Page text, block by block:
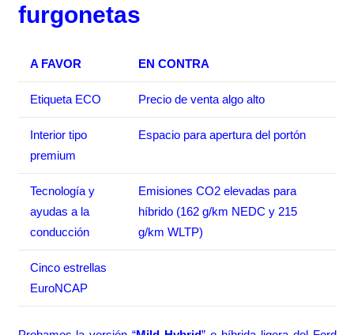
furgonetas
A FAVOR EN CONTRA
Etiqueta ECO Precio de venta algo alto
Interior tipo
premium
Espacio para apertura del portón
Tecnología y
ayudas a la
conducción
Emisiones CO2 elevadas para
híbrido (162 g/km NEDC y 215
g/km WLTP)
Cinco estrellas
EuroNCAP